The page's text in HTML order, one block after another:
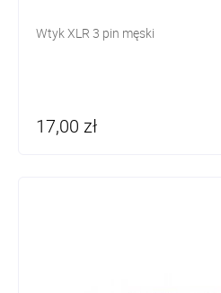
Wtyk XLR 3 pin męski
17,00 zł